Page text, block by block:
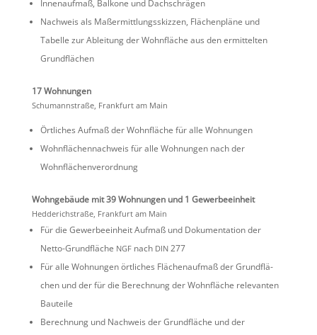
Innen­aufmaß, Balkone und Dachschrägen
Nachweis als Maßer­mitt­lungs­skizzen, Flächen­pläne und
Tabelle zur Ablei­tung der Wohnfläche aus den ermit­telten
Grundflächen
17 Wohnungen
Schumann­straße, Frank­furt am Main
Örtli­ches Aufmaß der Wohnfläche für alle Wohnungen
Wohnflä­chen­nach­weis für alle Wohnungen nach der
Wohnflächenverordnung
Wohnge­bäude mit 39 Wohnungen und 1 Gewerbeeinheit
Hedde­rich­straße, Frank­furt am Main
Für die Gewer­be­ein­heit Aufmaß und Dokumen­ta­tion der
Netto-Grund­fläche NGFnach DIN277
Für alle Wohnungen örtli­ches Flächen­aufmaß der Grund­flä­
chen und der für die Berech­nung der Wohnfläche relevanten
Bauteile
Berech­nung und Nachweis der Grund­fläche und der